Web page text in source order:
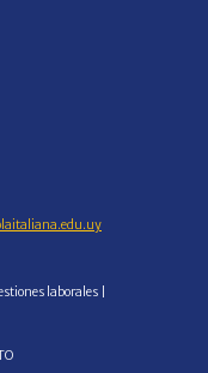
laborales |